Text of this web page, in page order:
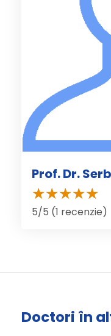
Prof. Dr.
5/5 (1 recenzie)
Doctori în